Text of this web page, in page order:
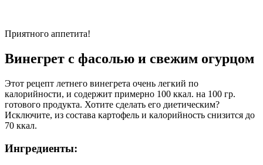
Приятного аппетита!
Винегрет с фасолью и свежим огурцом
Этот рецепт летнего винегрета очень легкий по
калорийности, и содержит примерно 100 ккал. на 100 гр.
готового продукта. Хотите сделать его диетическим?
Исключите, из состава картофель и калорийность снизится до
70 ккал.
Ингредиенты: